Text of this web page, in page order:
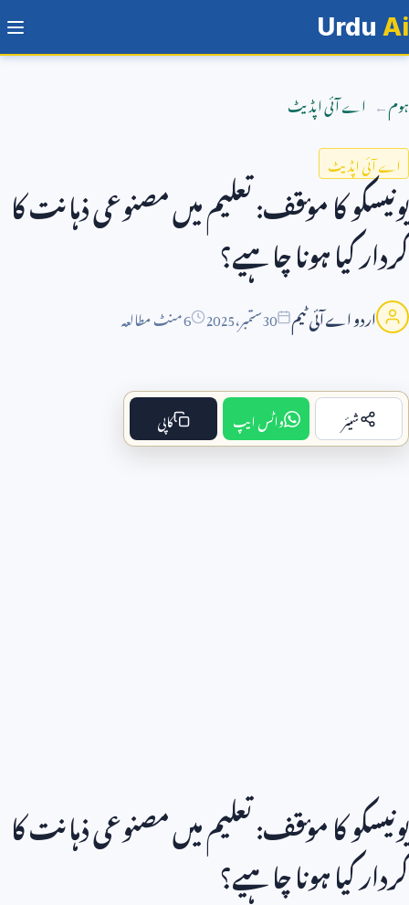
Urdu Ai
ہوم اے آئی اپڈیٹ
اے آئی اپڈیٹ
یونیسکو کا مؤقف: تعلیم میں مصنوعی ذہانت کا
کردار کیا ہونا چاہیے؟
اردو اے آئی ٹیم 30ستمبر،2025 6 منٹ مطالعہ
یونیسکو کا مؤقف: تعلیم میں مصنوعی ذہانت کا
کردار کیا ہونا چاہیے؟
شیئر واٹس ایپ کاپی